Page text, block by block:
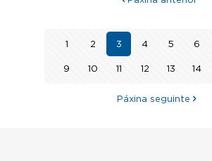
1 2 3 4 5 6
9 10 11 12 13 14
Páxina seguinte